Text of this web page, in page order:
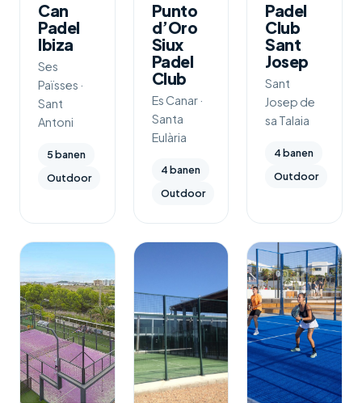
Can
Padel
Ibiza
Ses
Païsses ·
Sant
Antoni
5 banen
Outdoor
Punto
d’Oro
Siux
Padel
Club
Es Canar ·
Santa
Eulària
4 banen
Outdoor
Padel
Club
Sant
Josep
Sant
Josep de
sa Talaia
4 banen
Outdoor